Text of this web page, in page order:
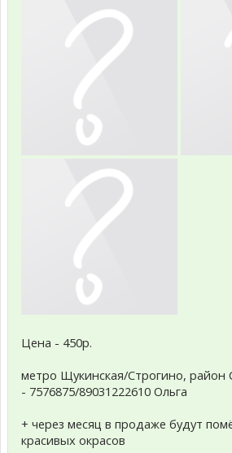
Цена - 450р.
метро Щукинская/Строгино, район
- 7576875/89031222610 Ольга
+ через месяц в продаже будут
красивых окрасов